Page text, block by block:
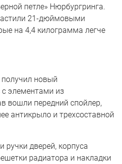
петле» Нюрбургринга.
21-дюймовыми
на 4,4 килограмма легче
новый
элементами из
вошли передний спойлер,
антикрыло и трехсоставной
ручки дверей, корпуса
радиатора и накладки